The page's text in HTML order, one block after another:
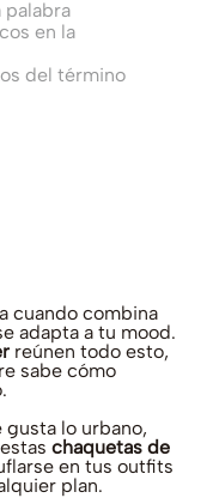
palabra
en la
del término
cuando combina
adapta a tu mood.
reúnen todo esto,
sabe cómo
lo urbano,
chaquetas de
en tus outfits
plan.